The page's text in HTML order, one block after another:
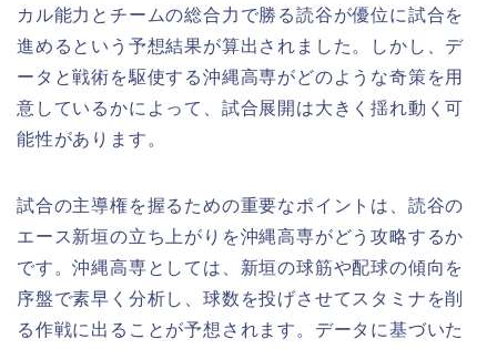
カル能力とチームの総合力で勝る読谷が優位に試合を
進めるという予想結果が算出されました。しかし、デ
ータと戦術を駆使する沖縄高専がどのような奇策を用
意しているかによって、試合展開は大きく揺れ動く可
能性があります。
試合の主導権を握るための重要なポイントは、読谷の
エース新垣の立ち上がりを沖縄高専がどう攻略するか
です。沖縄高専としては、新垣の球筋や配球の傾向を
序盤で素早く分析し、球数を投げさせてスタミナを削
る作戦に出ることが予想されます。データに基づいた